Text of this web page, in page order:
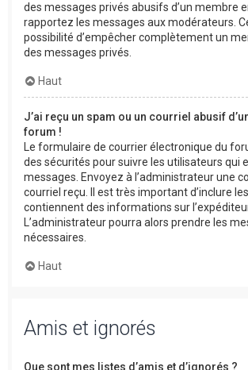
des messages privés abusifs d’un membre
rapportez les messages aux modérateurs.
possibilité d’empêcher complètement un
des messages privés.
Haut
J’ai reçu un spam ou un courriel abusif
forum !
Le formulaire de courrier électronique du
des sécurités pour suivre les utilisateurs qui
messages. Envoyez à l’administrateur une
courriel reçu. Il est très important d’inclure
contiennent des informations sur
L’administrateur pourra alors prendre les
nécessaires.
Haut
Amis et ignorés
Que sont mes listes d’amis et d’ignorés ?